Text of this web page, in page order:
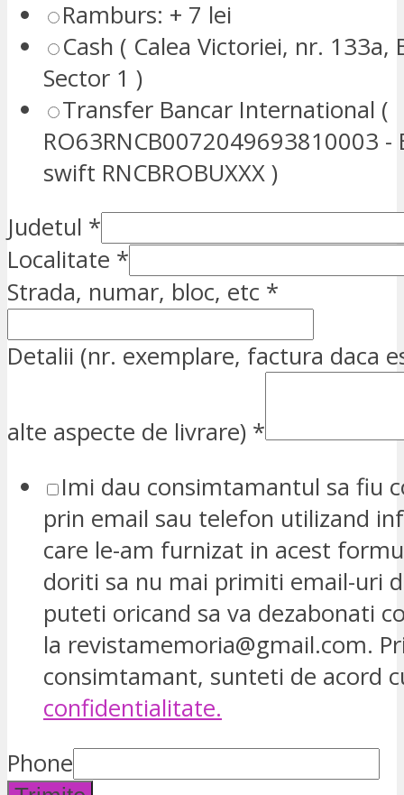
Ramburs: + 7 lei
Cash ( Calea Victoriei, nr. 133a,
Sector 1 )
Transfer Bancar International (
RO63RNCB0072049693810003 -
swift RNCBROBUXXX )
Judetul *
Localitate *
Strada, numar, bloc, etc *
Detalii (nr. exemplare, factura daca
alte aspecte de livrare) *
Imi dau consimtamantul sa fiu
prin email sau telefon utilizand
care le-am furnizat in acest
doriti sa nu mai primiti email-uri
puteti oricand sa va dezabonati
la revistamemoria@gmail.com.
consimtamant, sunteti de acord
confidentialitate.
Phone